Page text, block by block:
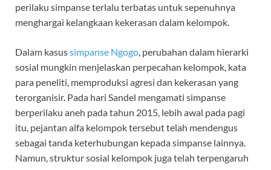
perilaku simpanse terlalu terbatas untuk sepenuhnya
menghargai kelangkaan kekerasan dalam kelompok.
Dalam kasussimpanse Ngogo, perubahan dalam hierarki
sosial mungkin menjelaskan perpecahan kelompok, kata
para peneliti, memproduksi agresi dan kekerasan yang
terorganisir. Pada hari Sandel mengamati simpanse
berperilaku aneh pada tahun 2015, lebih awal pada pagi
itu, pejantan alfa kelompok tersebut telah mendengus
sebagai tanda keterhubungan kepada simpanse lainnya.
Namun, struktur sosial kelompok juga telah terpengaruh